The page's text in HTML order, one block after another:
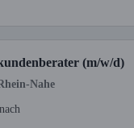
(m/w/d)
Nahe